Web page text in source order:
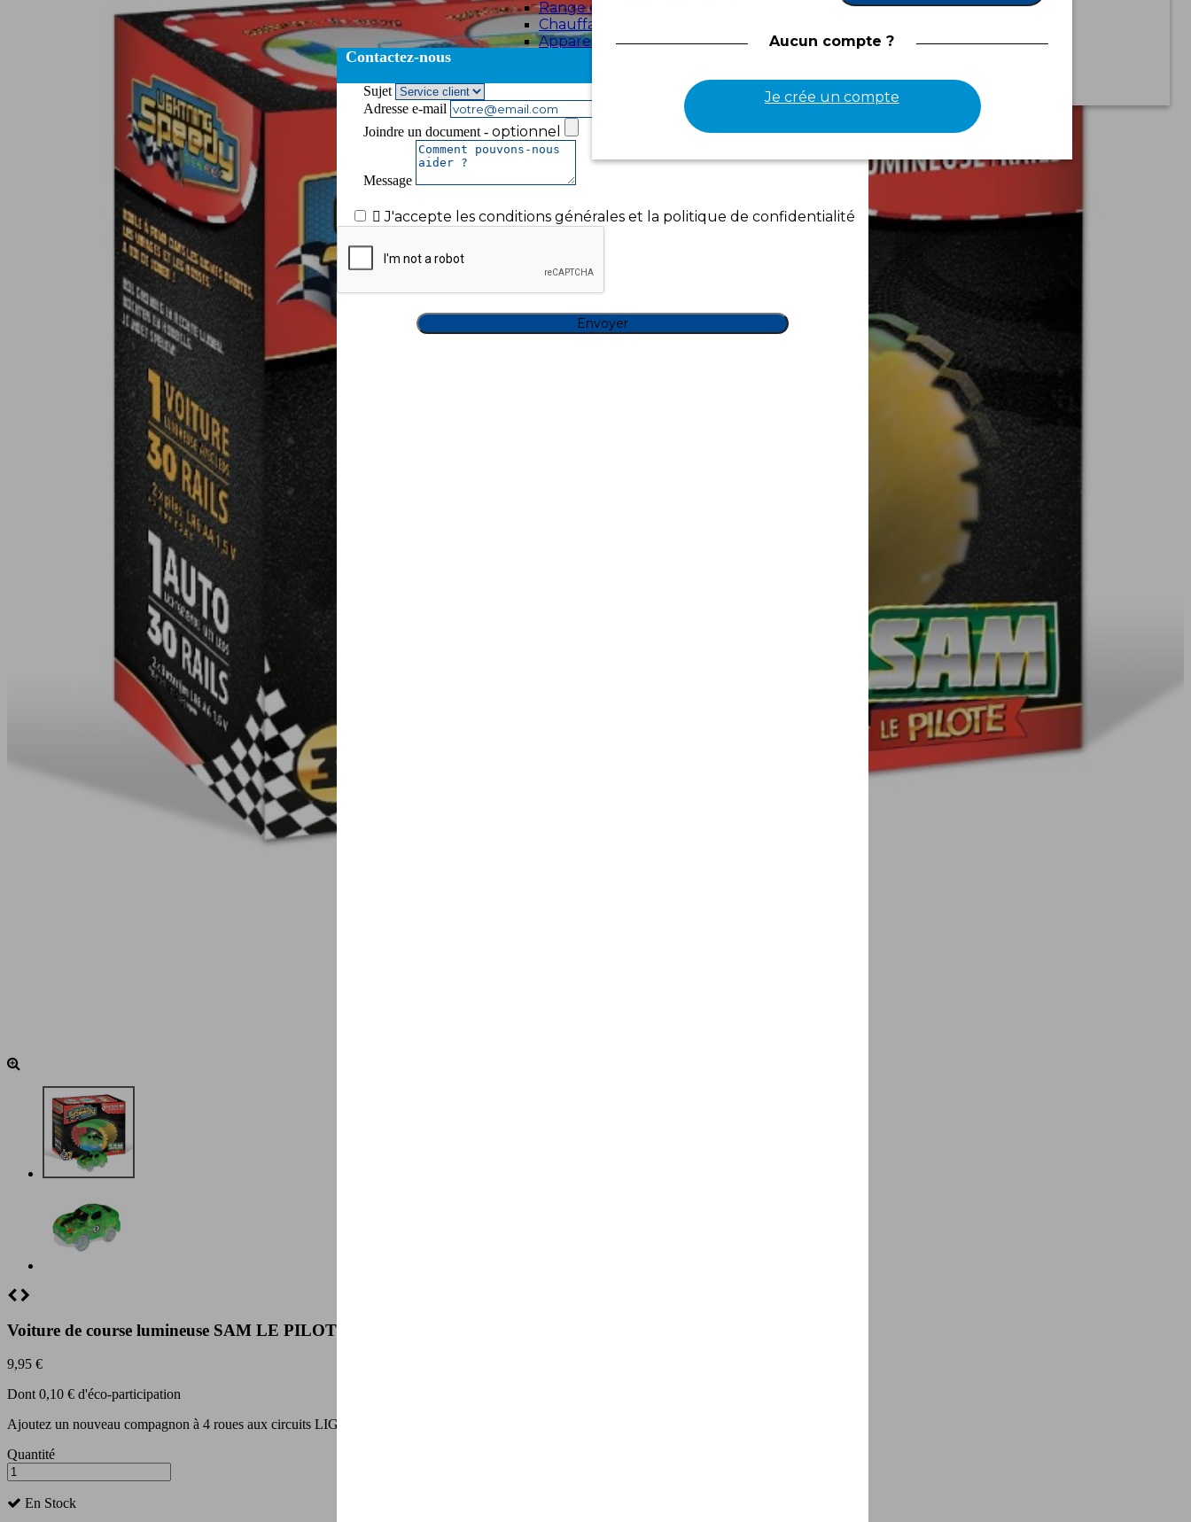
Contactez-nous
Sujet
Adresse e-mail
Joindre un document - optionnel
Message
 J'accepte les conditions générales et la politique de confidentialité
Aucun compte ?
Je crée un compte
Range chaussures
Chauffages d'appoint
Appareils électroniques
Voiture de course lumineuse SAM LE PILOTE pour circuit Lightning Speedy et 30 rails luminescents
9,95 €
Dont 0,10 € d'éco-participation
Ajoutez un nouveau compagnon à 4 roues aux circuits LIGHTNING SPEEDY de vos enfants avec SAM LE PILOTE !
Quantité
En Stock